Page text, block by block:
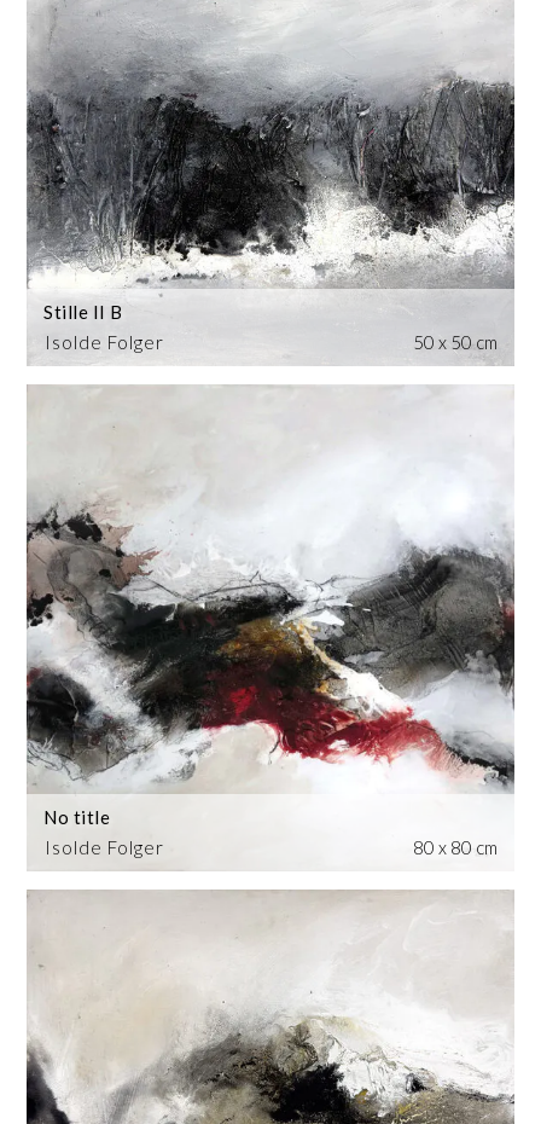
Isolde Folger
Stille II B
50 x 50 cm
Isolde Folger
No title
80 x 80 cm